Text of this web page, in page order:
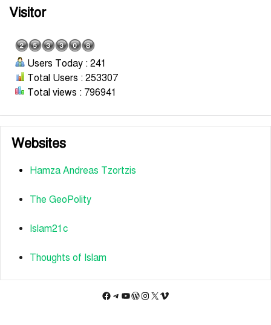
Visitor
Users Today : 241
Total Users : 253307
Total views : 796941
Websites
Hamza Andreas Tzortzis
The GeoPolity
Islam21c
Thoughts of Islam
Facebook
Telegram
YouTube
WordPress
Instagram
X Vimeo